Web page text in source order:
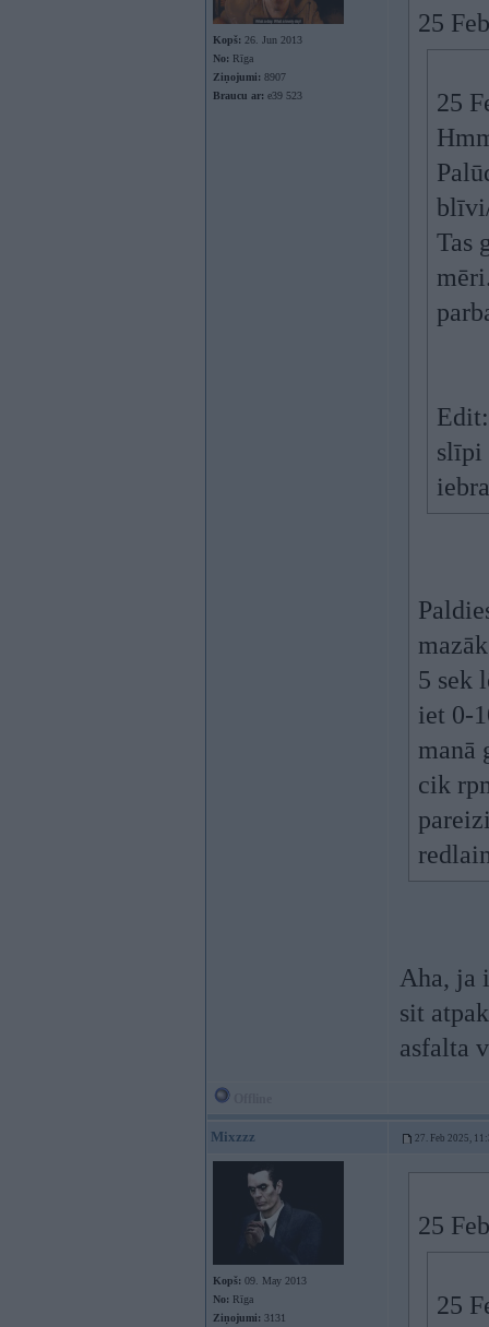
Kopš: 26. Jun 2013
No: Rīga
Ziņojumi: 8907
Braucu ar: e39 523
25
25
Tas
slīpi
5 sek
iet 0-
manā
cik
Aha, ja
sit
asfalta
Mixzzz 27. Feb 2025,
Kopš: 09. May 2013
No: Rīga
Ziņojumi: 3131
25
25